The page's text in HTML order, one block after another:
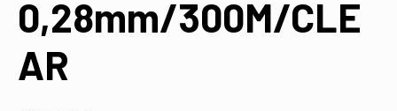
0,28mm/300M/CLE
AR